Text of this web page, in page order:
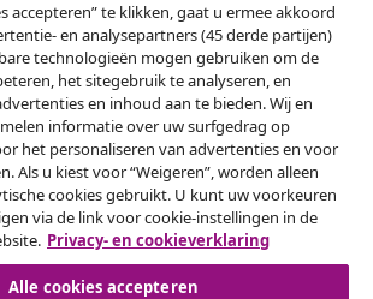
accepteren” te klikken, gaat u ermee akkoord
en analysepartners (45 derde partijen)
technologieën mogen gebruiken om de
het sitegebruik te analyseren, en
en inhoud aan te bieden. Wij en
informatie over uw surfgedrag op
het personaliseren van advertenties en voor
Als u kiest voor “Weigeren”, worden alleen
cookies gebruikt. U kunt uw voorkeuren
via de link voor cookie-instellingen in de
Privacy- en cookieverklaring
Alle cookies accepteren